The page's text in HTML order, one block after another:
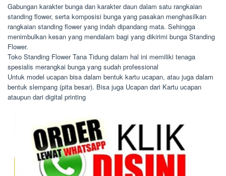
Gabungan karakter bunga dan karakter daun dalam satu rangkaian
standing flower, serta komposisi bunga yang pasakan menghasilkan
rangkaian standing flower yang indah dipandang mata. Sehingga
menimbulkan kesan yang mendalam bagi yang dikirimi bunga Standing
Flower.
Toko Standing Flower Tana Tidung dalam hal ini memiliki tenaga
spesialis merangkai bunga yang sudah professional
Untuk model ucapan bisa dalam bentuk kartu ucapan, atau juga dalam
bentuk slempang (pita besar). Bisa juga Ucapan dari Kartu ucapan
ataupun dari digital printing